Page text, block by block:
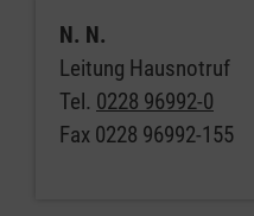
N. N.
Leitung Hausnotruf
Tel. 0228 96992-0
Fax 0228 96992-155